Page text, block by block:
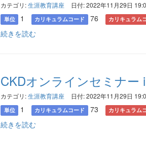
カテゴリ:生涯教育講座 日付: 2022年11月29日
単位 1 カリキュラムコード 76 カリキュラム
続きを読む
CKDオンラインセミナー
カテゴリ:生涯教育講座 日付: 2022年11月29日
単位 1 カリキュラムコード 73 カリキュラム
続きを読む